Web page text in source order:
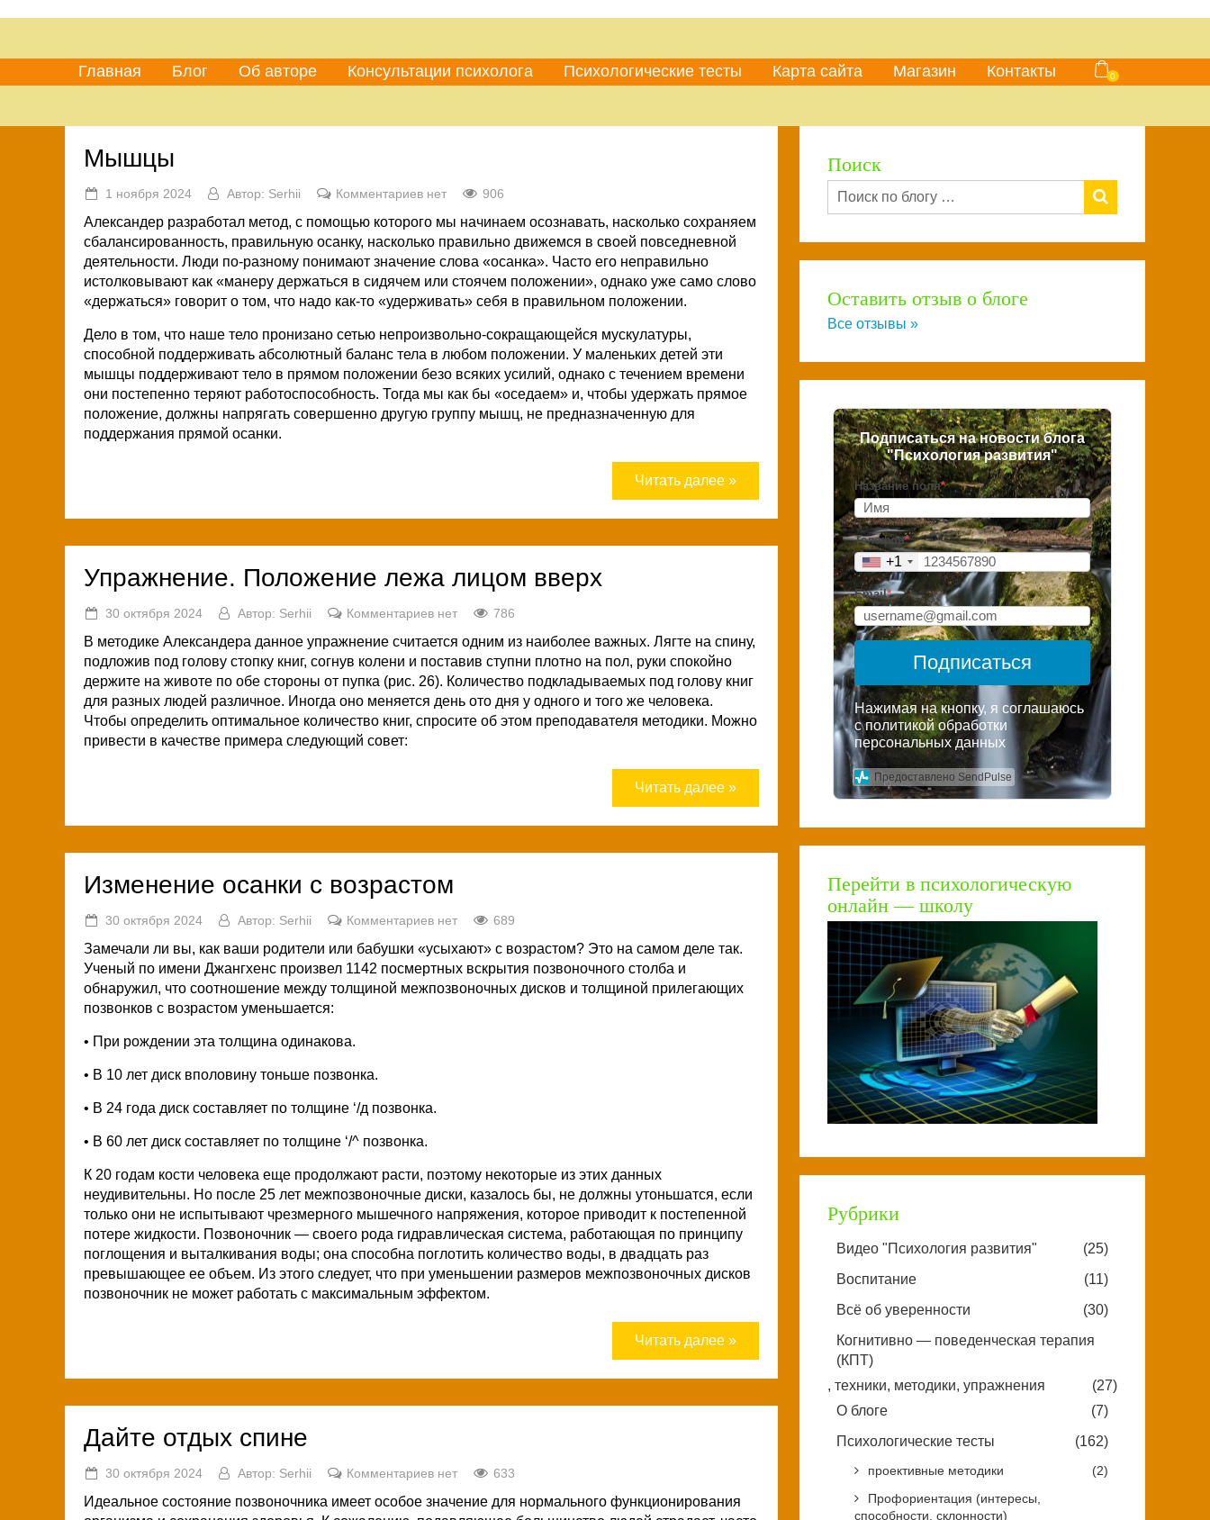
Главная Блог Об авторе Консультации психолога Психологические тесты Карта сайта Магазин Контакты 0
Мышцы
1 ноября 2024 Автор: Serhii Комментариев нет 906
Александер разработал метод, с помощью которого мы начинаем осознавать, насколько сохраняем
сбалансированность, правильную осанку, насколько правильно движемся в своей повседневной
деятельности. Люди по-разному понимают значение слова «осанка». Часто его неправильно
истолковывают как «манеру держаться в сидячем или стоячем положении», однако уже само слово
«держаться» говорит о том, что надо как-то «удерживать» себя в правильном положении.
Дело в том, что наше тело пронизано сетью непроизвольно-сокращающейся мускулатуры,
способной поддерживать абсолютный баланс тела в любом положении. У маленьких детей эти
мышцы поддерживают тело в прямом положении безо всяких усилий, однако с течением времени
они постепенно теряют работоспособность. Тогда мы как бы «оседаем» и, чтобы удержать прямое
положение, должны напрягать совершенно другую группу мышц, не предназначенную для
поддержания прямой осанки.
Читать далее »
Упражнение. Положение лежа лицом вверх
30 октября 2024 Автор: Serhii Комментариев нет 786
В методике Александера данное упражнение считается одним из наиболее важных. Лягте на спину,
подложив под голову стопку книг, согнув колени и поставив ступни плотно на пол, руки спокойно
держите на животе по обе стороны от пупка (рис. 26). Количество подкладываемых под голову книг
для разных людей различное. Иногда оно меняется день ото дня у одного и того же человека.
Чтобы определить оптимальное количество книг, спросите об этом преподавателя методики. Можно
привести в качестве примера следующий совет:
Читать далее »
Изменение осанки с возрастом
30 октября 2024 Автор: Serhii Комментариев нет 689
Замечали ли вы, как ваши родители или бабушки «усыхают» с возрастом? Это на самом деле так.
Ученый по имени Джангхенс произвел 1142 посмертных вскрытия позвоночного столба и
обнаружил, что соотношение между толщиной межпозвоночных дисков и толщиной прилегающих
позвонков с возрастом уменьшается:
• При рождении эта толщина одинакова.
• В 10 лет диск вполовину тоньше позвонка.
• В 24 года диск составляет по толщине ‘/д позвонка.
• В 60 лет диск составляет по толщине ‘/^ позвонка.
К 20 годам кости человека еще продолжают расти, поэтому некоторые из этих данных
неудивительны. Но после 25 лет межпозвоночные диски, казалось бы, не должны утоньшатся, если
только они не испытывают чрезмерного мышечного напряжения, которое приводит к постепенной
потере жидкости. Позвоночник — своего рода гидравлическая система, работающая по принципу
поглощения и выталкивания воды; она способна поглотить количество воды, в двадцать раз
превышающее ее объем. Из этого следует, что при уменьшении размеров межпозвоночных дисков
позвоночник не может работать с максимальным эффектом.
Читать далее »
Дайте отдых спине
30 октября 2024 Автор: Serhii Комментариев нет 633
Идеальное состояние позвоночника имеет особое значение для нормального функционирования
Поиск
Оставить отзыв о блоге
Все отзывы »
Подписаться на новости блога
"Психология развития"
Название поля*
Телефон*
+1
Email*
Подписаться
Нажимая на кнопку, я соглашаюсь
с политикой обработки
персональных данных
Предоставлено SendPulse
Перейти в психологическую
онлайн — школу
Рубрики
Видео "Психология развития"
(25)
Воспитание
(11)
Всё об уверенности
(30)
Когнитивно — поведенческая терапия
(КПТ)
, техники, методики, упражнения
(27)
О блоге
(7)
Психологические тесты
(162)
проективные методики
(2)
Профориентация (интересы,
способности, склонности)